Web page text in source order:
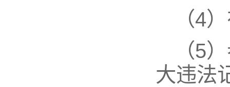
（4
（5
大违法